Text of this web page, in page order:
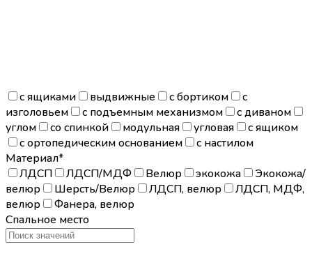
с ящиками выдвижные с бортиком
с
изголовьем
с подъемным механизмом
с диваном
углом
со спинкой модульная угловая
с ящиком
с ортопедическим основанием
с настилом
Материал*
ЛДСП
ЛДСП/МДФ Велюр экокожа
Экокожа/
велюр
Шерсть/Велюр ЛДСП, велюр
ЛДСП, МДФ,
велюр
Фанера, велюр
Спальное место